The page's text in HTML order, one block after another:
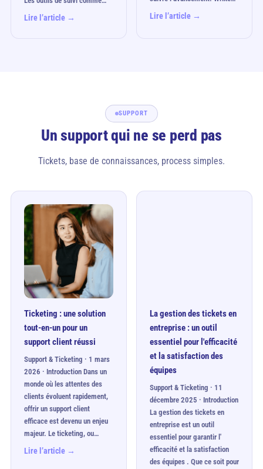
Lire l’article → Lire l’article →
SUPPORT
Un support qui ne se perd pas
Tickets, base de connaissances, process simples.
Ticketing : une solution
tout-en-un pour un
support client réussi
Support & Ticketing · 1 mars
2026 · Introduction Dans un
monde où les attentes des
clients évoluent rapidement,
offrir un support client
efficace est devenu un enjeu
majeur. Le ticketing, ou…
Lire l’article →
La gestion des tickets en
entreprise : un outil
essentiel pour l'efficacité
et la satisfaction des
équipes
Support & Ticketing · 11
décembre 2025 · Introduction
La gestion des tickets en
entreprise est un outil
essentiel pour garantir l'
efficacité et la satisfaction
des équipes . Que ce soit pour